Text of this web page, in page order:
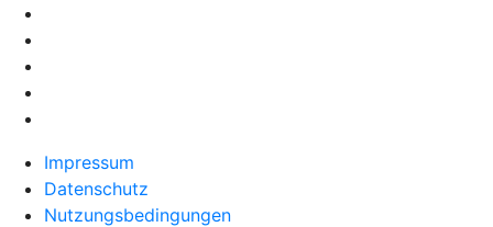
Impressum
Datenschutz
Nutzungsbedingungen